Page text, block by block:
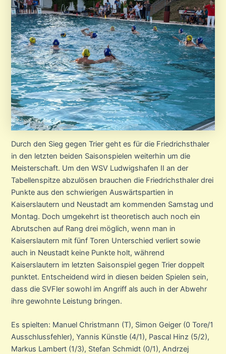
Durch den Sieg gegen Trier geht es für die Friedrichsthaler
in den letzten beiden Saisonspielen weiterhin um die
Meisterschaft. Um den WSV Ludwigshafen II an der
Tabellenspitze abzulösen brauchen die Friedrichsthaler drei
Punkte aus den schwierigen Auswärtspartien in
Kaiserslautern und Neustadt am kommenden Samstag und
Montag. Doch umgekehrt ist theoretisch auch noch ein
Abrutschen auf Rang drei möglich, wenn man in
Kaiserslautern mit fünf Toren Unterschied verliert sowie
auch in Neustadt keine Punkte holt, während
Kaiserslautern im letzten Saisonspiel gegen Trier doppelt
punktet. Entscheidend wird in diesen beiden Spielen sein,
dass die SVFler sowohl im Angriff als auch in der Abwehr
ihre gewohnte Leistung bringen.
Es spielten: Manuel Christmann (T), Simon Geiger (0 Tore/1
Ausschlussfehler), Yannis Künstle (4/1), Pascal Hinz (5/2),
Markus Lambert (1/3), Stefan Schmidt (0/1), Andrzej